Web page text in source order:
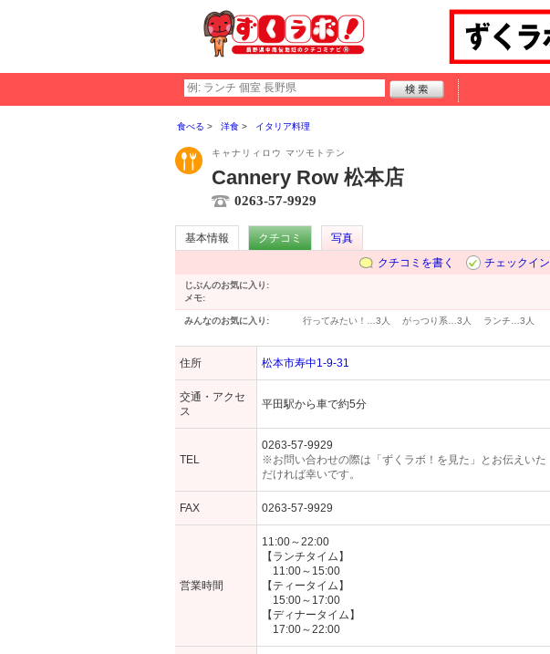
食べる 洋食 イタリア料理
キャナリィロウ マツモトテン
Cannery Row 松本店
0263-57-9929
基本情報 クチコミ
写真
クチコミを書く
チェックイン
じぶんのお気に入り:
メモ:
みんなのお気に入り: 行ってみたい！… 3人 がっつり系… 3人 ランチ… 3人
住所 松本市寿中1-9-31
交通・アクセ
ス
平田駅から車で約5分
TEL
0263-57-9929
※お問い合わせの際は「ずくラボ！を見た」とお伝えいた
だければ幸いです。
FAX 0263-57-9929
営業時間
11:00～22:00
【ランチタイム】
11:00～15:00
【ティータイム】
15:00～17:00
【ディナータイム】
17:00～22:00